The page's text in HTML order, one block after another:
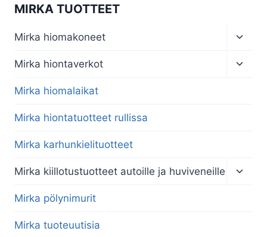
MIRKA TUOTTEET
Mirka hiomakoneet
menu
Mirka hiontaverkot
Mirka hiomalaikat
Mirka hiontatuotteet rullissa
Mirka karhunkielituotteet
Mirka kiillotustuotteet autoille ja huviveneille
Mirka pölynimurit
Mirka tuoteuutisia